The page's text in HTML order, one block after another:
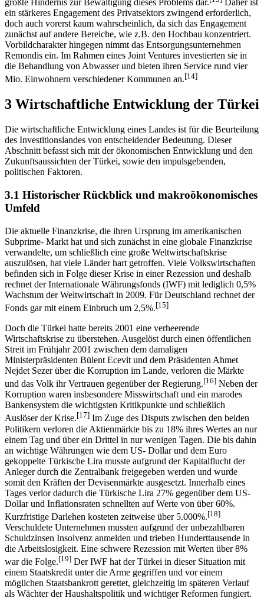
größte Hindernis zur Bewältigung dieses Problems dar.
Daher ist
ein stärkeres Engagement des Privatsektors zwingend erforderlich,
doch auch vorerst kaum wahrscheinlich, da sich das Engagement
zunächst auf andere Bereiche, wie z.B. den Hochbau konzentriert.
Vorbildcharakter hingegen nimmt das Entsorgungsunternehmen
Remondis ein. Im Rahmen eines Joint Ventures investierten sie in
die Behandlung von Abwasser und bieten ihren Service rund vier
Mio. Einwohnern verschiedener Kommunen an.[14]
3 Wirtschaftliche Entwicklung der Türkei
Die wirtschaftliche Entwicklung eines Landes ist für die Beurteilung
des Investitionslandes von entscheidender Bedeutung. Dieser
Abschnitt befasst sich mit der ökonomischen Entwicklung und den
Zukunftsaussichten der Türkei, sowie den impulsgebenden,
politischen Faktoren.
3.1 Historischer Rückblick und makroökonomisches
Umfeld
Die aktuelle Finanzkrise, die ihren Ursprung im amerikanischen
Subprime- Markt hat und sich zunächst in eine globale Finanzkrise
verwandelte, um schließlich eine große Weltwirtschaftskrise
auszulösen, hat viele Länder hart getroffen. Viele Volkswirtschaften
befinden sich in Folge dieser Krise in einer Rezession und deshalb
rechnet der Internationale Währungsfonds (IWF) mit lediglich 0,5%
Wachstum der Weltwirtschaft in 2009. Für Deutschland rechnet der
Fonds gar mit einem Einbruch um 2,5%.[15]
Doch die Türkei hatte bereits 2001 eine verheerende
Wirtschaftskrise zu überstehen. Ausgelöst durch einen öffentlichen
Streit im Frühjahr 2001 zwischen dem damaligen
Ministerpräsidenten Bülent Ecevit und dem Präsidenten Ahmet
Nejdet Sezer über die Korruption im Lande, verloren die Märkte
und das Volk ihr Vertrauen gegenüber der Regierung.[16] Neben der
Korruption waren insbesondere Misswirtschaft und ein marodes
Bankensystem die wichtigsten Kritikpunkte und schließlich
Auslöser der Krise.[17] Im Zuge des Disputs zwischen den beiden
Politikern verloren die Aktienmärkte bis zu 18% ihres Wertes an nur
einem Tag und über ein Drittel in nur wenigen Tagen. Die bis dahin
an wichtige Währungen wie dem US- Dollar und dem Euro
gekoppelte Türkische Lira musste aufgrund der Kapitalflucht der
Anleger durch die Zentralbank freigegeben werden und wurde
somit den Kräften der Devisenmärkte ausgesetzt. Innerhalb eines
Tages verlor dadurch die Türkische Lira 27% gegenüber dem US-
Dollar und Inflationsraten schnellten auf Werte von über 60%.
Kurzfristige Darlehen kosteten zeitweise über 5.000%.[18]
Verschuldete Unternehmen mussten aufgrund der unbezahlbaren
Schuldzinsen Insolvenz anmelden und trieben Hunderttausende in
die Arbeitslosigkeit. Eine schwere Rezession mit Werten über 8%
war die Folge.[19] Der IWF hat der Türkei in dieser Situation mit
einem Staatskredit unter die Arme gegriffen und vor einem
möglichen Staatsbankrott gerettet, gleichzeitig im späteren Verlauf
als Wächter der Haushaltspolitik und wichtiger Reformen fungiert.